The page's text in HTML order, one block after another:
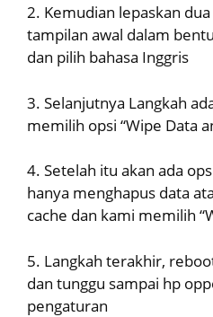
2. Kemudian lepaskan
tampilan awal dalam
dan pilih bahasa Inggris
3. Selanjutnya Langkah
memilih opsi “Wipe Data
4. Setelah itu akan ada
hanya menghapus data
cache dan kami memilih
5. Langkah terakhir,
dan tunggu sampai hp
pengaturan